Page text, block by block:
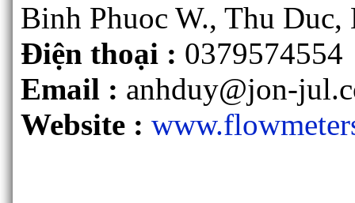
Binh Phuoc W., Thu
Điện thoại : 0379574554
Email : anhduy@jon-
Website :